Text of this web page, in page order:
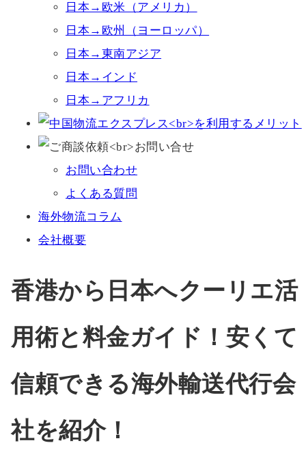
日本→欧米（アメリカ）
日本→欧州（ヨーロッパ）
日本→東南アジア
日本→インド
日本→アフリカ
お問い合わせ
よくある質問
海外物流コラム
会社概要
香港から日本へクーリエ活
用術と料金ガイド！安くて
信頼できる海外輸送代行会
社を紹介！